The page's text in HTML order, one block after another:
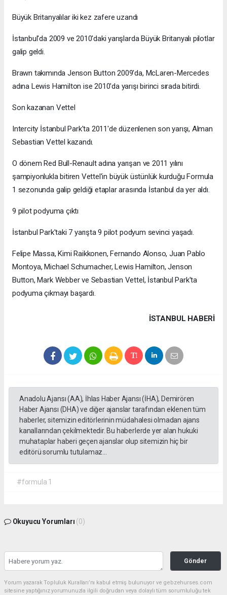
Büyük Britanyalılar iki kez zafere uzandı
İstanbul'da 2009 ve 2010'daki yarışlarda Büyük Britanyalı pilotlar
galip geldi.
Brawn takımında Jenson Button 2009'da, McLaren-Mercedes
adına Lewis Hamilton ise 2010'da yarışı birinci sırada bitirdi.
Son kazanan Vettel
Intercity İstanbul Park'ta 2011'de düzenlenen son yarışı, Alman
Sebastian Vettel kazandı.
O dönem Red Bull-Renault adına yarışan ve 2011 yılını
şampiyonlukla bitiren Vettel'in büyük üstünlük kurduğu Formula
1 sezonunda galip geldiği etaplar arasında İstanbul da yer aldı.
9 pilot podyuma çıktı
İstanbul Park'taki 7 yarışta 9 pilot podyum sevinci yaşadı.
Felipe Massa, Kimi Raikkonen, Fernando Alonso, Juan Pablo
Montoya, Michael Schumacher, Lewis Hamilton, Jenson
Button, Mark Webber ve Sebastian Vettel, İstanbul Park'ta
podyuma çıkmayı başardı.
İSTANBUL HABERİ
Anadolu Ajansı (AA), İhlas Haber Ajansı (İHA), Demirören
Haber Ajansı (DHA) ve diğer ajanslar tarafından eklenen tüm
haberler, sitemizin editörlerinin müdahalesi olmadan ajans
kanallarından çekilmektedir. Bu haberlerde yer alan hukuki
muhataplar haberi geçen ajanslar olup sitemizin hiç bir
editörü sorumlu tutulamaz...
#formula 1
Okuyucu Yorumları (0)
Gönder
Yorum yazarak Topluluk Kuralları’nı kabul etmiş bulunuyor ve gebzehurses.com
sitesine yaptığınız yorumunuzla ilgili doğrudan veya dolaylı tüm sorumluluğu tek